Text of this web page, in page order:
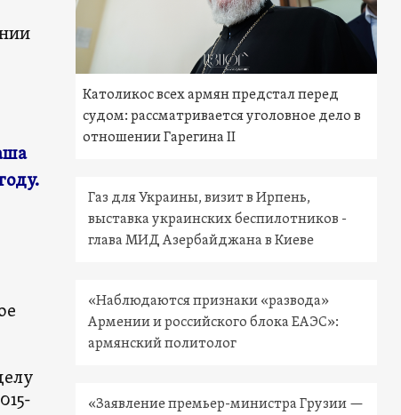
Католикос всех армян предстал перед
судом: рассматривается уголовное дело в
отношении Гарегина II
Газ для Украины, визит в Ирпень,
выставка украинских беспилотников -
глава МИД Азербайджана в Киеве
«Наблюдаются признаки «развода»
Армении и российского блока ЕАЭС»:
армянский политолог
«Заявление премьер-министра Грузии —